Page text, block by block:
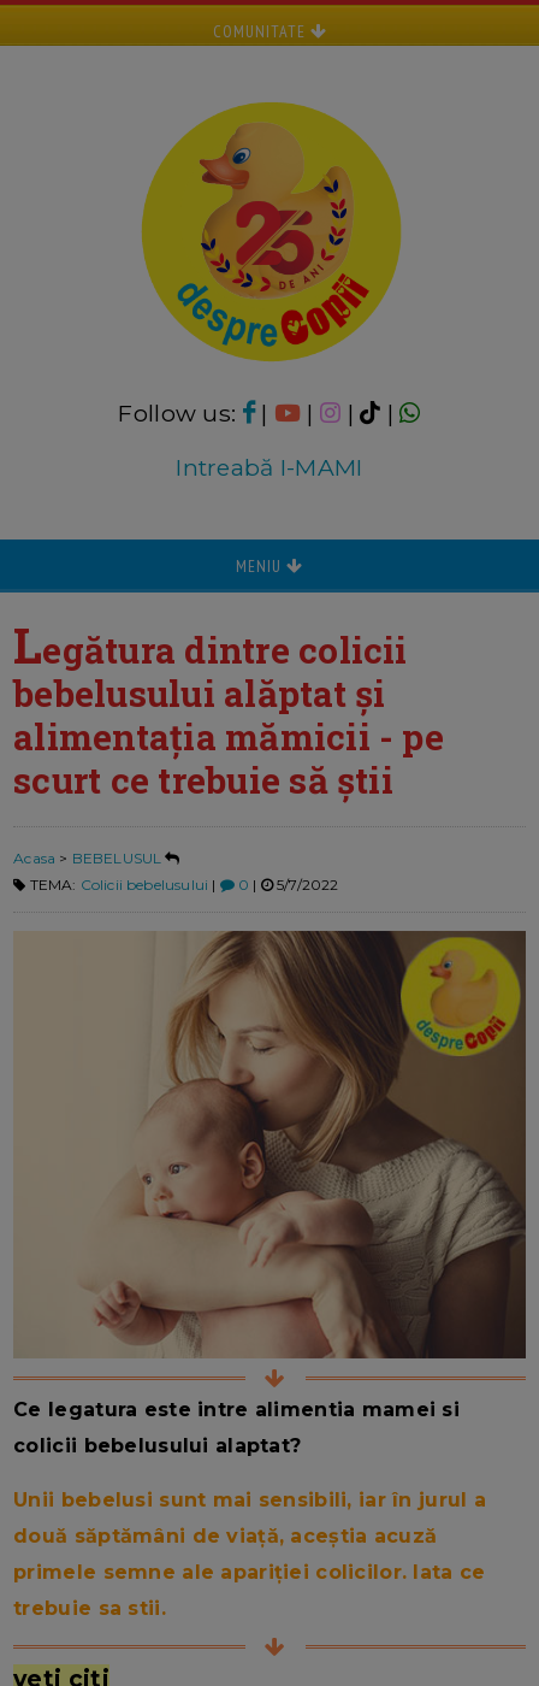
COMUNITATE
Follow us: | | |
|
Intreabă I-MAMI
MENIU
Legătura dintre colicii
bebelusului alăptat și
alimentația mămicii - pe
scurt ce trebuie să știi
Acasa > BEBELUSUL
TEMA: Colicii bebelusului | 0 | 5/7/2022
Ce legatura este intre alimentia mamei si
colicii bebelusului alaptat?
Unii bebelusi sunt mai sensibili, iar în jurul a
două săptămâni de viață, aceștia acuză
primele semne ale apariției colicilor. Iata ce
trebuie sa stii.
veti citi